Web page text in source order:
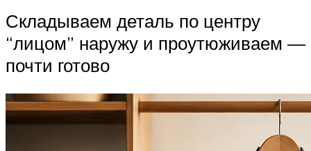
Складываем деталь по центру
“лицом” наружу и проутюживаем —
почти готово